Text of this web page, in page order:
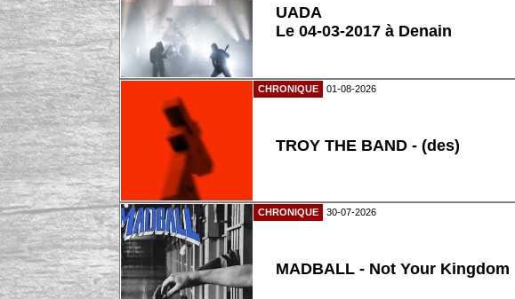
UADA
Le 04-03-2017 à Denain
CHRONIQUE 01-08-2026
TROY THE BAND - (des)
CHRONIQUE 30-07-2026
MADBALL - Not Your Kingdom